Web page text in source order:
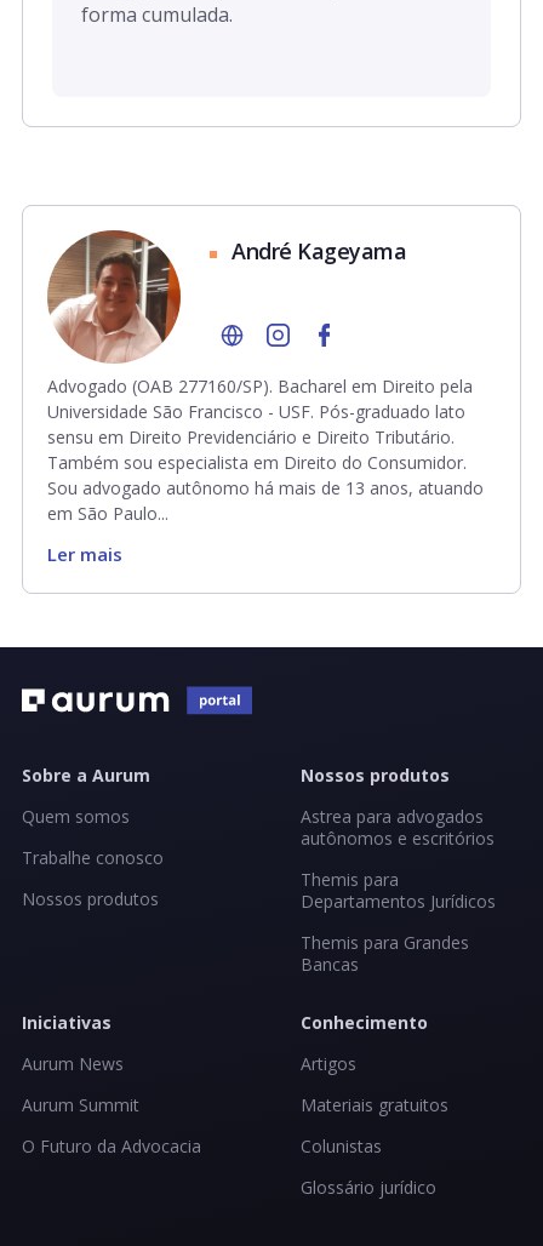
forma cumulada.
André Kageyama
Advogado (OAB 277160/SP). Bacharel em Direito pela
Universidade São Francisco - USF. Pós-graduado lato
sensu em Direito Previdenciário e Direito Tributário.
Também sou especialista em Direito do Consumidor.
Sou advogado autônomo há mais de 13 anos, atuando
em São Paulo...
Ler mais
Sobre a Aurum
Quem somos
Trabalhe conosco
Nossos produtos
Nossos produtos
Astrea para advogados
autônomos e escritórios
Themis para
Departamentos Jurídicos
Themis para Grandes
Bancas
Iniciativas
Aurum News
Aurum Summit
O Futuro da Advocacia
Conhecimento
Artigos
Materiais gratuitos
Colunistas
Glossário jurídico